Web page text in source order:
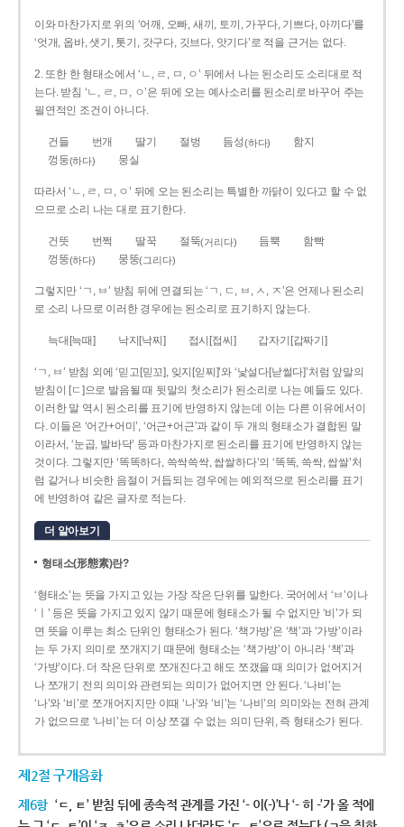
이와 마찬가지로 위의 ‘어깨, 오빠, 새끼, 토끼, 가꾸다, 기쁘다, 아끼다’를
‘엇개, 옵바, 샛기, 톳기, 갓구다, 깃브다, 앗기다’로 적을 근거는 없다.
2. 또한 한 형태소에서 ‘ㄴ, ㄹ, ㅁ, ㅇ’ 뒤에서 나는 된소리도 소리대로 적
는다. 받침 ‘ㄴ, ㄹ, ㅁ, ㅇ’은 뒤에 오는 예사소리를 된소리로 바꾸어 주는
필연적인 조건이 아니다.
건들 번개 딸기 절벙 듬성(하다)
함지
껑둥(하다) 뭉실
따라서 ‘ㄴ, ㄹ, ㅁ, ㅇ’ 뒤에 오는 된소리는 특별한 까닭이 있다고 할 수 없
으므로 소리 나는 대로 표기한다.
건뜻 번쩍 딸꾹 절뚝(거리다) 듬뿍
함빡
껑뚱(하다) 뭉뚱(그리다)
그렇지만 ‘ㄱ, ㅂ’ 받침 뒤에 연결되는 ‘ㄱ, ㄷ, ㅂ, ㅅ, ㅈ’은 언제나 된소리
로 소리 나므로 이러한 경우에는 된소리로 표기하지 않는다.
늑대[늑때] 낙지[낙찌] 접시[접씨] 갑자기[갑짜기]
‘ㄱ, ㅂ’ 받침 외에 ‘믿고[믿꼬], 잊지[읻찌]’와 ‘낯설다[낟썰다]’처럼 앞말의
받침이 [ㄷ]으로 발음될 때 뒷말의 첫소리가 된소리로 나는 예들도 있다.
이러한 말 역시 된소리를 표기에 반영하지 않는데 이는 다른 이유에서이
다. 이들은 ‘어간+어미’, ‘어근+어근’과 같이 두 개의 형태소가 결합된 말
이라서, ‘눈곱, 발바닥’ 등과 마찬가지로 된소리를 표기에 반영하지 않는
것이다. 그렇지만 ‘똑똑하다, 쓱싹쓱싹, 쌉쌀하다’의 ‘똑똑, 쓱싹, 쌉쌀’처
럼 같거나 비슷한 음절이 거듭되는 경우에는 예외적으로 된소리를 표기
에 반영하여 같은 글자로 적는다.
더 알아보기
형태소(形態素)란?
‘형태소’는 뜻을 가지고 있는 가장 작은 단위를 말한다. 국어에서 ‘ㅂ’이나
‘ㅣ’ 등은 뜻을 가지고 있지 않기 때문에 형태소가 될 수 없지만 ‘비’가 되
면 뜻을 이루는 최소 단위인 형태소가 된다. ‘책가방’은 ‘책’과 ‘가방’이라
는 두 가지 의미로 쪼개지기 때문에 형태소는 ‘책가방’이 아니라 ‘책’과
‘가방’이다. 더 작은 단위로 쪼개진다고 해도 쪼갰을 때 의미가 없어지거
나 쪼개기 전의 의미와 관련되는 의미가 없어지면 안 된다. ‘나비’는
‘나’와 ‘비’로 쪼개어지지만 이때 ‘나’와 ‘비’는 ‘나비’의 의미와는 전혀 관계
가 없으므로 ‘나비’는 더 이상 쪼갤 수 없는 의미 단위, 즉 형태소가 된다.
제2절 구개음화
제6항 ‘ㄷ, ㅌ’ 받침 뒤에 종속적 관계를 가진 ‘- 이(-)’나 ‘- 히 -’가 올 적에